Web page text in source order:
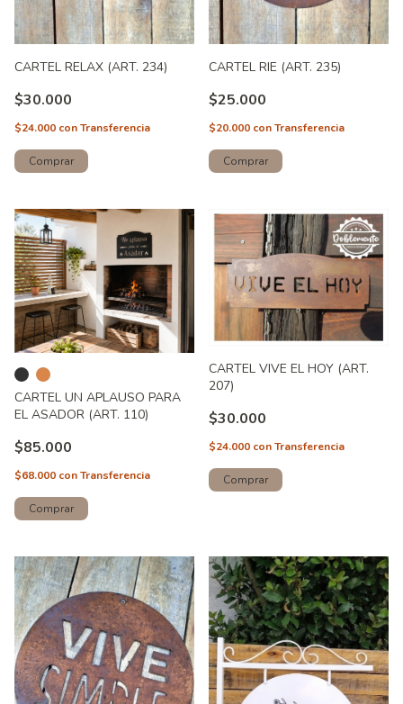
CARTEL RELAX (ART. 234)
$30.000
$24.000 conTransferencia
CARTEL RIE (ART. 235)
$25.000
$20.000 conTransferencia
CARTEL UN APLAUSO PARA
EL ASADOR (ART. 110)
$85.000
$68.000 conTransferencia
Comprar
CARTEL VIVE EL HOY (ART.
207)
$30.000
$24.000 conTransferencia